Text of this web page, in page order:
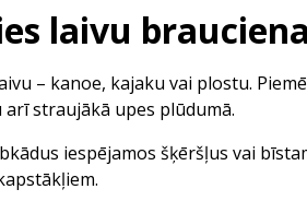
laivu
– kanoe, kajaku vai plostu.
straujākā upes plūdumā.
iespējamos šķēršļus vai